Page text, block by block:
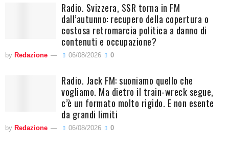
Radio. Svizzera, SSR torna in FM
dall’autunno: recupero della copertura o
costosa retromarcia politica a danno di
contenuti e occupazione?
by Redazione 06/08/2026 0
Radio. Jack FM: suoniamo quello che
vogliamo. Ma dietro il train-wreck segue,
c’è un formato molto rigido. E non esente
da grandi limiti
by Redazione 06/08/2026 0